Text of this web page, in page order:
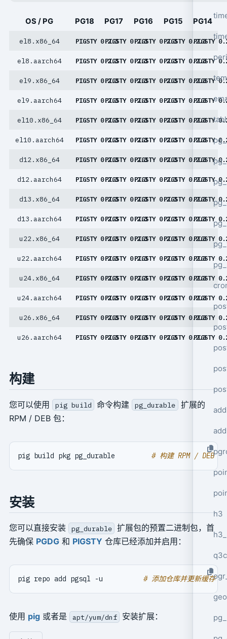
h3
q3c
OS / PG PG18 PG17 PG16 PG15 PG14
el8.x86_64 PIGSTY 0.2.3PIGSTY 0.2.3PIGSTY 0.2.3PIGSTY 0.2.3PIGSTY
el8.aarch64 PIGSTY 0.2.3PIGSTY 0.2.3PIGSTY 0.2.3PIGSTY 0.2.3PIGSTY
el9.x86_64 PIGSTY 0.2.3PIGSTY 0.2.3PIGSTY 0.2.3PIGSTY 0.2.3PIGSTY
el9.aarch64 PIGSTY 0.2.3PIGSTY 0.2.3PIGSTY 0.2.3PIGSTY 0.2.3PIGSTY
el10.x86_64 PIGSTY 0.2.3PIGSTY 0.2.3PIGSTY 0.2.3PIGSTY 0.2.3PIGSTY
el10.aarch64 PIGSTY 0.2.3PIGSTY 0.2.3PIGSTY 0.2.3PIGSTY 0.2.3PIGSTY
d12.x86_64 PIGSTY 0.2.3PIGSTY 0.2.3PIGSTY 0.2.3PIGSTY 0.2.3PIGSTY
d12.aarch64 PIGSTY 0.2.3PIGSTY 0.2.3PIGSTY 0.2.3PIGSTY 0.2.3PIGSTY
d13.x86_64 PIGSTY 0.2.3PIGSTY 0.2.3PIGSTY 0.2.3PIGSTY 0.2.3PIGSTY
d13.aarch64 PIGSTY 0.2.3PIGSTY 0.2.3PIGSTY 0.2.3PIGSTY 0.2.3PIGSTY
u22.x86_64 PIGSTY 0.2.3PIGSTY 0.2.3PIGSTY 0.2.3PIGSTY 0.2.3PIGSTY
u22.aarch64 PIGSTY 0.2.3PIGSTY 0.2.3PIGSTY 0.2.3PIGSTY 0.2.3PIGSTY
u24.x86_64 PIGSTY 0.2.3PIGSTY 0.2.3PIGSTY 0.2.3PIGSTY 0.2.3PIGSTY
u24.aarch64 PIGSTY 0.2.3PIGSTY 0.2.3PIGSTY 0.2.3PIGSTY 0.2.3PIGSTY
u26.x86_64 PIGSTY 0.2.3PIGSTY 0.2.3PIGSTY 0.2.3PIGSTY 0.2.3PIGSTY
u26.aarch64 PIGSTY 0.2.3PIGSTY 0.2.3PIGSTY 0.2.3PIGSTY 0.2.3PIGSTY
构建
您可以使用 pig build 命令构建 pg_durable
扩展的
RPM / DEB 包：
pig build pkg pg_durable # 构建 RPM / DEB 包
安装
您可以直接安装 pg_durable 扩展包的预置二进制包，首
先确保 PGDG和 PIGSTY 仓库已经添加并启用：
pig repo add pgsql -u # 添加仓库并更新缓存
使用 pig或者是 apt/yum/dnf 安装扩展：